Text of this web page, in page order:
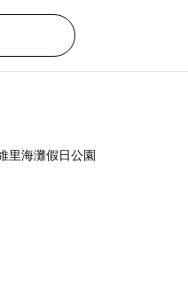
里海灘假日公園